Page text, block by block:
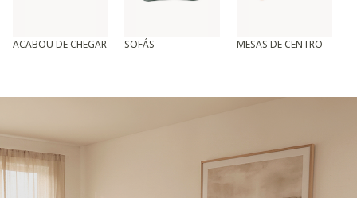
ACABOU DE CHEGAR SOFÁS MESAS DE CENTRO